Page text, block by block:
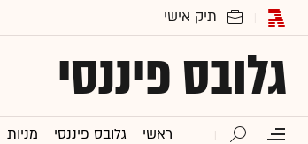
גלובס פיננסי
ראשי גלובס פיננסי מניות